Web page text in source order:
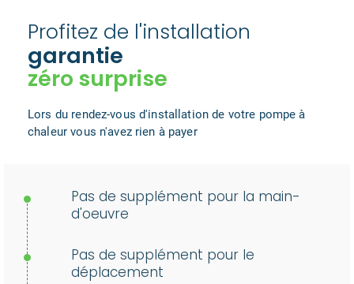
Profitez de l'installation
garantie
zéro surprise
Lors du rendez-vous d'installation de votre pompe à
chaleur vous n'avez rien à payer
Pas de supplément pour la main-
d'oeuvre
Pas de supplément pour le
déplacement